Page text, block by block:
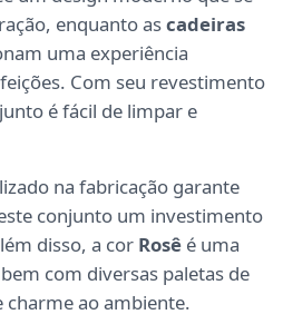
enquanto ascadeiras
uma experiência
Com seu revestimento
é fácil de limpar e
na fabricação garante
conjunto um investimento
disso, a cor Rosê é uma
com diversas paletas de
charme ao ambiente.